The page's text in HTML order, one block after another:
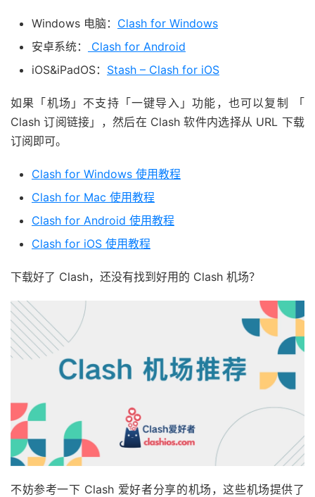
Windows 电脑： Clash for Windows
安卓系统：
Clash for Android
iOS&iPadOS： Stash – Clash for iOS
如果「机场」不支持「一键导入」功能，也可以复制 「
Clash 订阅链接」，然后在 Clash 软件内选择从 URL 下载
订阅即可。
Clash for Windows 使用教程
Clash for Mac 使用教程
Clash for Android 使用教程
Clash for iOS 使用教程
下载好了 Clash，还没有找到好用的 Clash 机场？
不妨参考一下 Clash 爱好者分享的机场，这些机场提供了